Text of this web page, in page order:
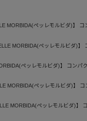
MORBIDA(ペッレモルビダ)】
MORBIDA(ペッレモルビダ)】
ペッレモルビダ)】 コンパ
MORBIDA(ペッレモルビダ)】
MORBIDA(ペッレモルビダ)】